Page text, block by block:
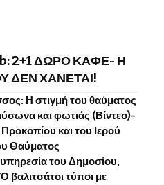
2+1 ΔΩΡΟ ΚΑΦΕ- Η
ΔΕΝ ΧΑΝΕΤΑΙ!
Η στιγμή του θαύματος
και φωτιάς (Βίντεο)-
και του Ιερού
Θαύματος
του Δημοσίου,
βαλιτσάτοι τύποι με